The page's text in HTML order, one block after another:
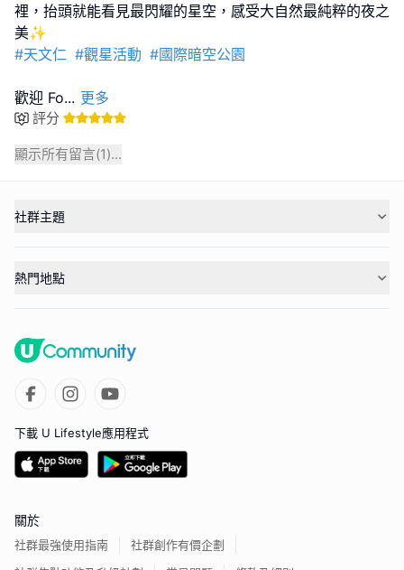
裡，抬頭就能看見最閃耀的星空，感受大自然最純粹的夜之
#天文仁 #觀星活動 #國際暗空公園
歡迎 Fo... 更多
評分
顯示所有留言(1)...
社群主題
熱門地點
下載 U Lifestyle應用程式
關於
社群最強使用指南
社群創作有價企劃